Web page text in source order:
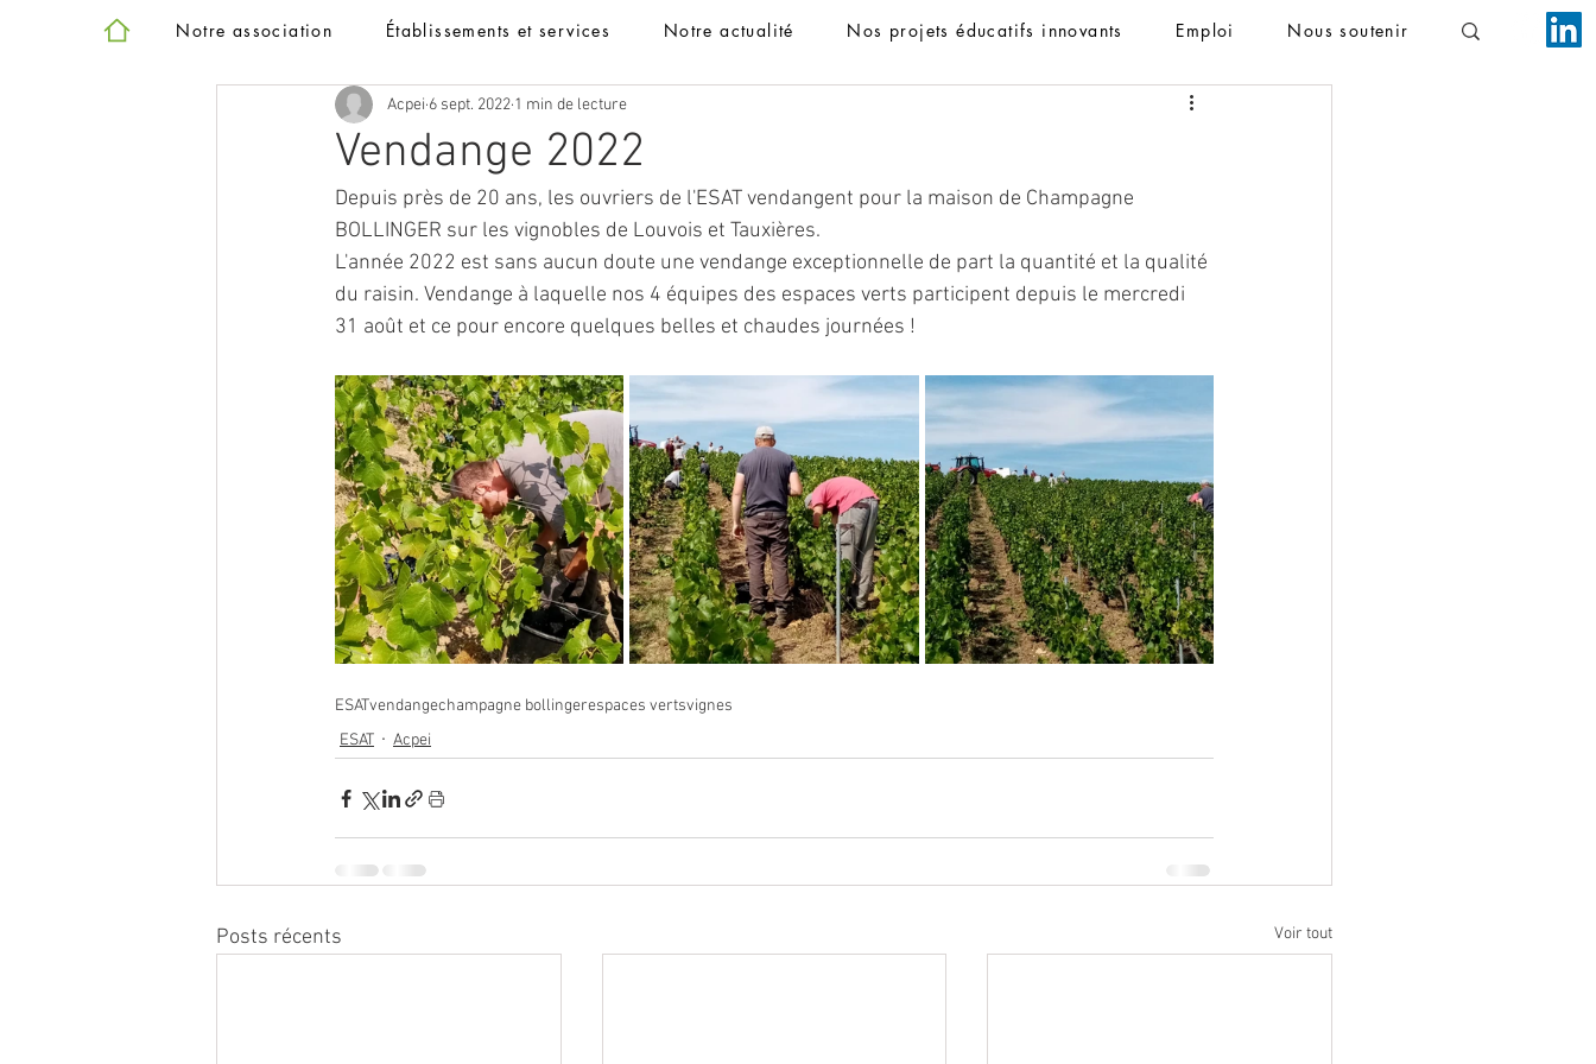
Notre association Établissements et services Notre actualité Nos projets éducatifs innovants Emploi Nous soutenir
Vendange 2022
Acpei 6 sept. 2022 1 min de lecture
Depuis près de 20 ans, les ouvriers de l'ESAT vendangent pour la maison de Champagne
BOLLINGER sur les vignobles de Louvois et Tauxières.
L'année 2022 est sans aucun doute une vendange exceptionnelle de part la quantité et la qualité
du raisin. Vendange à laquelle nos 4 équipes des espaces verts participent depuis le mercredi
31 août et ce pour encore quelques belles et chaudes journées !
ESATvendangechampagne bollingerespaces vertsvignes
ESAT
Acpei
Posts récents Voir tout